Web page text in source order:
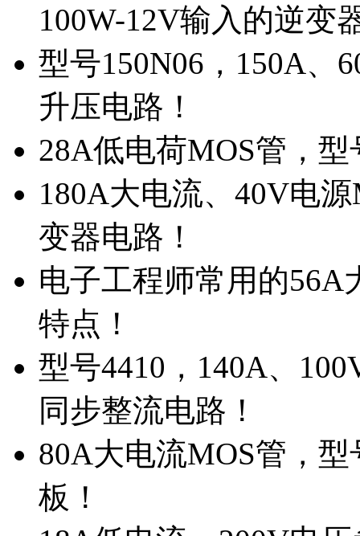
100W-12V输入的逆变
型号150N06，150A、
升压电路！
28A低电荷MOS管，
180A大电流、40V电
变器电路！
电子工程师常用的56A
特点！
型号4410，140A、
同步整流电路！
80A大电流MOS管，
板！